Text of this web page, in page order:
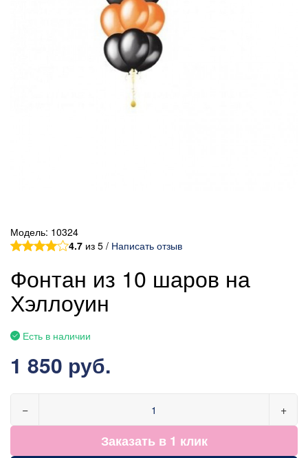
Модель: 10324
4.7 из 5 / Написать отзыв
Фонтан из 10 шаров на
Хэллоуин
Есть в наличии
1 850 руб.
− +
Заказать в 1 клик